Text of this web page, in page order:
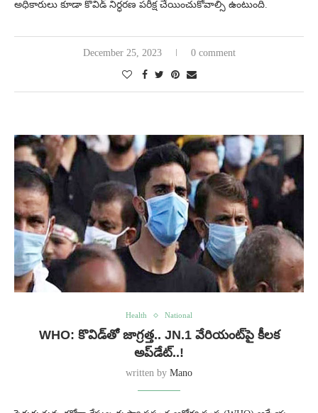
అధికారులు కూడా కొవిడ్ నిర్ధరణ పరీక్ష చేయించుకోవాల్సి ఉంటుంది.
December 25, 2023 0 comment
Health National
WHO: కొవిడ్‌తో జాగ్రత్త.. JN.1 వేరియంట్‌పై కీలక
అప్‌డేట్..!
written by Mano